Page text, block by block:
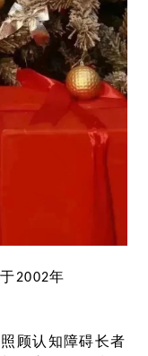
2002年
顾认知障碍长者